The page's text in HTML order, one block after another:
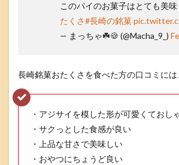
このパイのお菓子はとても美
たくさ#長崎の銘菓
— まっちゃ☘️🍪 (@Macha_9_)
長崎銘菓おたくさを食べた方の口コミには
・アジサイを模した形が可愛くておし
・サクっとした食感が良い
・上品な甘さで美味しい
・おやつにちょうど良い